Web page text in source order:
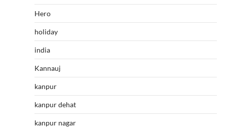
Hero
holiday
india
Kannauj
kanpur
kanpur dehat
kanpur nagar